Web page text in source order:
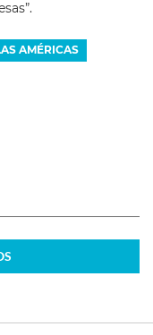
AMÉRICAS